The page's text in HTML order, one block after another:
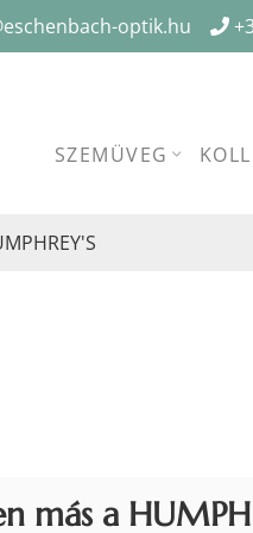
optik.hu
SZEMÜVEG
más a